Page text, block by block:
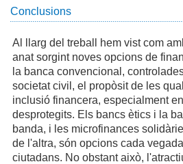
Conclusions
Al llarg del treball hem vist com
anat sorgint noves opcions de
la banca convencional,
societat civil, el propòsit de les
inclusió financera, especialment
desprotegits. Els bancs ètics i la
banda, i les microfinances
de l'altra, són opcions cada
ciutadans. No obstant això,